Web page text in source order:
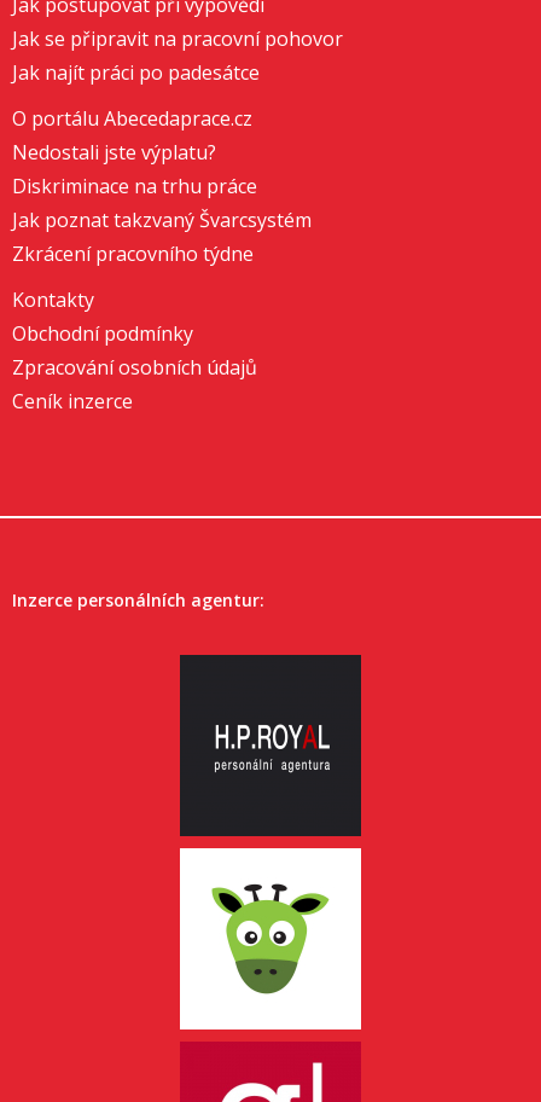
Jak se připravit na pracovní pohovor
Jak najít práci po padesátce
O portálu Abecedaprace.cz
Nedostali jste výplatu?
Diskriminace na trhu práce
Jak poznat takzvaný Švarcsystém
Zkrácení pracovního týdne
Kontakty
Obchodní podmínky
Zpracování osobních údajů
Ceník inzerce
Inzerce personálních agentur: